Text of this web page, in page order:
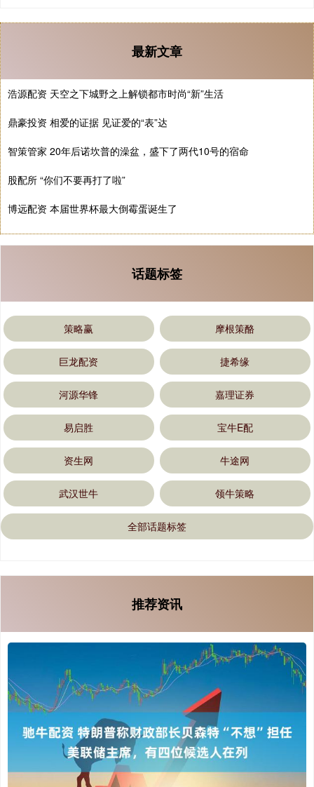
最新文章
浩源配资 天空之下城野之上解锁都市时尚“新”生活
鼎豪投资 相爱的证据 见证爱的“表”达
智策管家 20年后诺坎普的澡盆，盛下了两代10号的宿命
股配所 “你们不要再打了啦”
博远配资 本届世界杯最大倒霉蛋诞生了
话题标签
策略赢 摩根策酪
巨龙配资 捷希缘
河源华锋 嘉理证券
易启胜 宝牛E配
资生网 牛途网
武汉世牛 领牛策略
全部话题标签
推荐资讯